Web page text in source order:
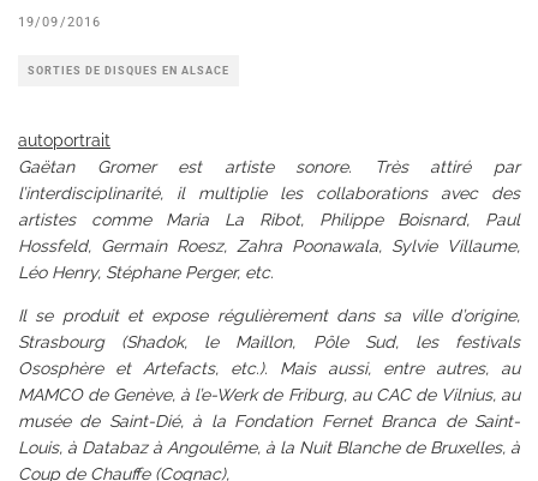
19/09/2016
SORTIES DE DISQUES EN ALSACE
autoportrait
Gaëtan Gromer est artiste sonore. Très attiré par
l’interdisciplinarité, il multiplie les collaborations avec des
artistes comme Maria La Ribot, Philippe Boisnard, Paul
Hossfeld, Germain Roesz, Zahra Poonawala, Sylvie Villaume,
Léo Henry, Stéphane Perger, etc.
Il se produit et expose régulièrement dans sa ville d’origine,
Strasbourg (Shadok, le Maillon, Pôle Sud, les festivals
Ososphère et Artefacts, etc.). Mais aussi, entre autres, au
MAMCO de Genève, à l’e-Werk de Friburg, au CAC de Vilnius, au
musée de Saint-Dié, à la Fondation Fernet Branca de Saint-
Louis, à Databaz à Angoulême, à la Nuit Blanche de Bruxelles, à
Coup de Chauffe (Cognac),